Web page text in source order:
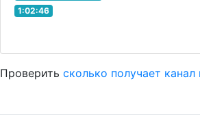
1:02:46
Проверить сколько получает канал